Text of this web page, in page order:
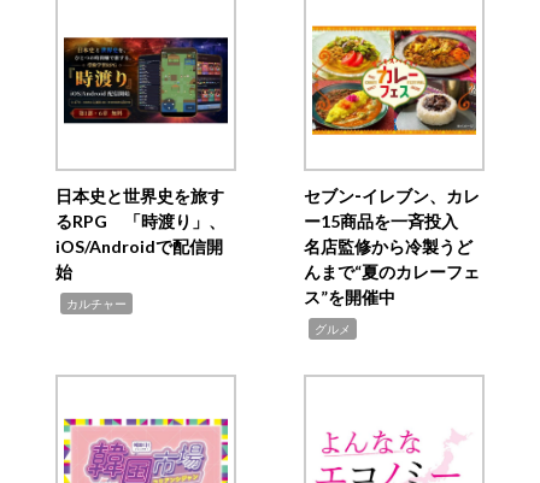
日本史と世界史を旅す
るRPG 「時渡り」、
iOS/Androidで配信開
始
カルチャー
セブン‐イレブン、カレ
ー15商品を一斉投入
名店監修から冷製うど
んまで“夏のカレーフェ
ス”を開催中
グルメ